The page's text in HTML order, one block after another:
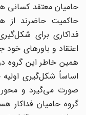
حامیان معتقد کسانی
حاکمیت حاضرند از
فداکاری برای
اعتقاد و باورهای خود
همین خاطر این گروه در
اساساً شکل‌گیری اولیه
صورت می‌گیرد و محور
گروه حامیان فداکار